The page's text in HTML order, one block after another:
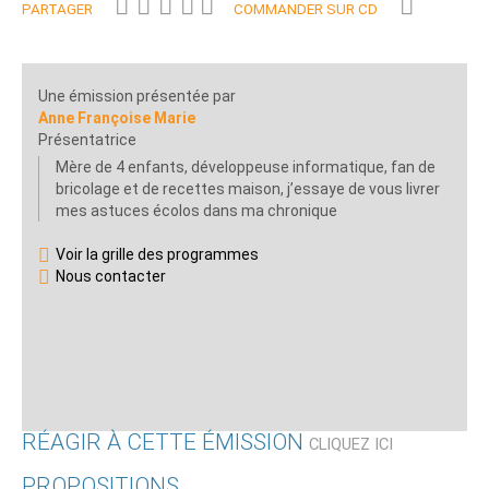
PARTAGER COMMANDER SUR CD
Une émission présentée par
Anne Françoise Marie
Présentatrice
Mère de 4 enfants, développeuse informatique, fan de
bricolage et de recettes maison, j’essaye de vous livrer
mes astuces écolos dans ma chronique
Voir la grille des programmes
Nous contacter
RÉAGIR À CETTE ÉMISSION CLIQUEZ ICI